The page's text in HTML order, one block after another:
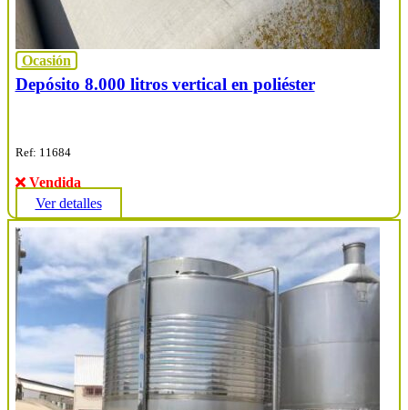
Ocasión
Depósito 8.000 litros vertical en poliéster
Ref: 11684
Vendida
Ver detalles